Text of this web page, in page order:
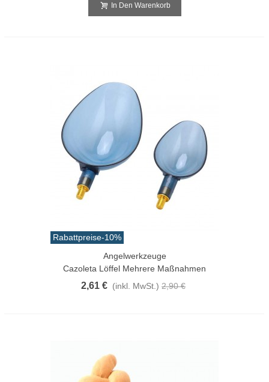
In Den Warenkorb
Rabattpreise-10%
Angelwerkzeuge
Cazoleta Löffel Mehrere Maßnahmen
2,61 € (inkl. MwSt.) 2,90 €